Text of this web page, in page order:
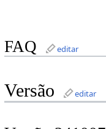
FAQ editar
Versão editar